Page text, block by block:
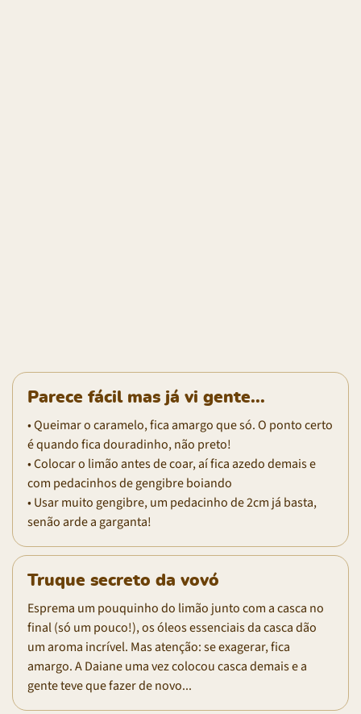
Parece fácil mas já vi gente...
• Queimar o caramelo, fica amargo que só. O ponto certo
é quando fica douradinho, não preto!
• Colocar o limão antes de coar, aí fica azedo demais e
com pedacinhos de gengibre boiando
• Usar muito gengibre, um pedacinho de 2cm já basta,
senão arde a garganta!
Truque secreto da vovó
Esprema um pouquinho do limão junto com a casca no
final (só um pouco!), os óleos essenciais da casca dão
um aroma incrível. Mas atenção: se exagerar, fica
amargo. A Daiane uma vez colocou casca demais e a
gente teve que fazer de novo...